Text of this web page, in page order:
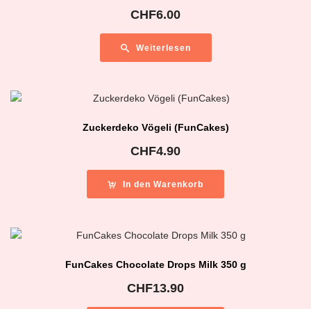
CHF6.00
Weiterlesen
Zuckerdeko Vögeli (FunCakes)
CHF4.90
In den Warenkorb
FunCakes Chocolate Drops Milk 350 g
CHF13.90